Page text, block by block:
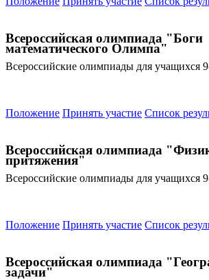
Всероссийская олимпиада "Боги
математического Олимпа"
Всероссийские олимпиады для учащихся
Положение Принять участие Список
Всероссийская олимпиада
притяжения"
Всероссийские олимпиады для учащихся
Положение Принять участие Список
Всероссийская олимпиада
задачи"